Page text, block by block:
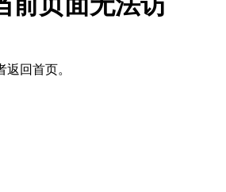
回首页。